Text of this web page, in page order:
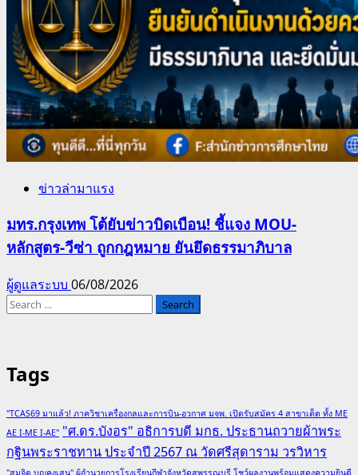
ข่าวล่ามาแรง
มทร.กรุงเทพ โต้ยับข่าวบิดเบือน! ชี้แจง MOU-
หลักสูตร-วีซ่า ถูกกฎหมาย ยันยึดธรรมาภิบาล
ผู้ดูแลระบบ 06/08/2026
Search
Tags
"TCAS69 มาแล้ว! ภาควิชาเครื่องกลและการบิน-อวกาศ มจพ. เปิดรับสมัคร 4 สาขาเด็ด ทั้ง ME
AE I-ME I-AE" "ศ.ดร.บังอร" อธิการบดี มกธ. ประธานถวายผ้าพระ
กฐินพระราชทาน ประจำปี 2567 ณ วัดศรีสุดาราม วรวิหาร
"สมจิต บุญคงเสน" ผู้อำนวยการโรงเรียนกีฬาจังหวัดสุพรรณบุรี โชว์ผลงานพร้อมแสดงความยินดี